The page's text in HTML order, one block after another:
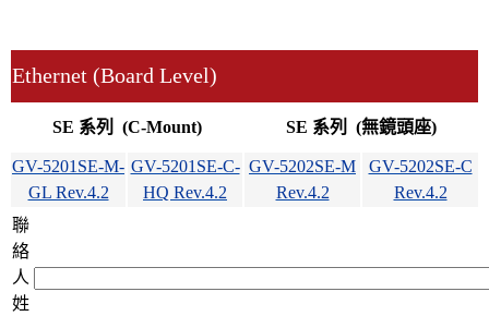
Ethernet (Board Level)
SE 系列 (C-Mount) SE 系列 (無鏡頭座)
GV-5201SE-M-
GL Rev.4.2
GV-5201SE-C-
HQ Rev.4.2
GV-5202SE-M
Rev.4.2
GV-5202SE-C
Rev.4.2
聯
絡
人
姓